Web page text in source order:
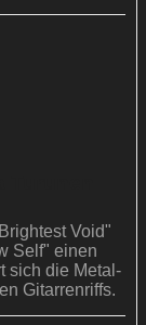
Void"
Self" einen
sich die Metal-
Gitarrenriffs.